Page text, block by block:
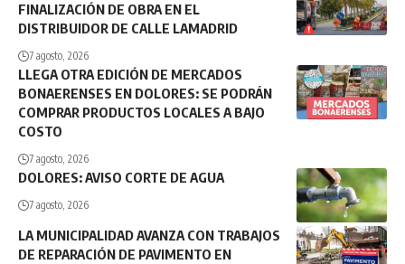
FINALIZACIÓN DE OBRA EN EL
DISTRIBUIDOR DE CALLE LAMADRID
7 agosto, 2026
LLEGA OTRA EDICIÓN DE MERCADOS
BONAERENSES EN DOLORES: SE PODRÁN
COMPRAR PRODUCTOS LOCALES A BAJO
COSTO
7 agosto, 2026
DOLORES: AVISO CORTE DE AGUA
7 agosto, 2026
LA MUNICIPALIDAD AVANZA CON TRABAJOS
DE REPARACIÓN DE PAVIMENTO EN